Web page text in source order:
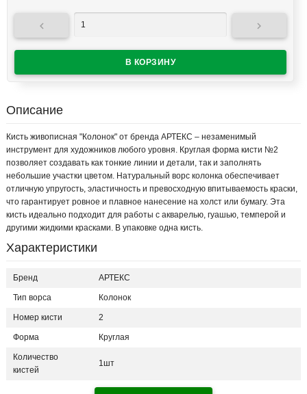
 
Описание
Кисть живописная "Колонок" от бренда АРТЕКС – незаменимый
инструмент для художников любого уровня. Круглая форма кисти №2
позволяет создавать как тонкие линии и детали, так и заполнять
небольшие участки цветом. Натуральный ворс колонка обеспечивает
отличную упругость, эластичность и превосходную впитываемость краски,
что гарантирует ровное и плавное нанесение на холст или бумагу. Эта
кисть идеально подходит для работы с акварелью, гуашью, темперой и
другими жидкими красками. В упаковке одна кисть.
Характеристики
Бренд АРТЕКС
Тип ворса Колонок
Номер кисти 2
Форма Круглая
Количество
кистей
1шт